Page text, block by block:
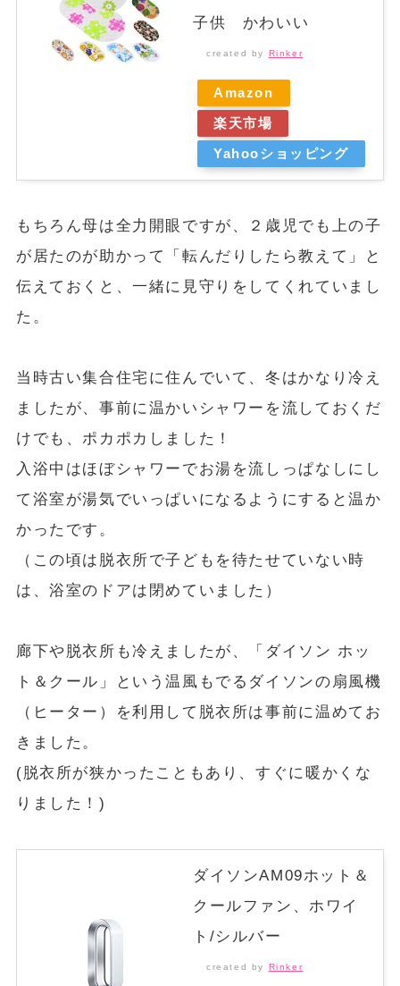
子供 かわいい
created by Rinker
Amazon
楽天市場
Yahooショッピング
もちろん母は全力開眼ですが、２歳児でも上の子
が居たのが助かって「転んだりしたら教えて」と
伝えておくと、一緒に見守りをしてくれていまし
た。
当時古い集合住宅に住んでいて、冬はかなり冷え
ましたが、事前に温かいシャワーを流しておくだ
けでも、ポカポカしました！
入浴中はほぼシャワーでお湯を流しっぱなしにし
て浴室が湯気でいっぱいになるようにすると温か
かったです。
（この頃は脱衣所で子どもを待たせていない時
は、浴室のドアは閉めていました）
廊下や脱衣所も冷えましたが、「ダイソン ホッ
ト＆クール」という温風もでるダイソンの扇風機
（ヒーター）を利用して脱衣所は事前に温めてお
きました。
(脱衣所が狭かったこともあり、すぐに暖かくな
りました！)
ダイソンAM09ホット＆
クールファン、ホワイ
ト/シルバー
created by Rinker